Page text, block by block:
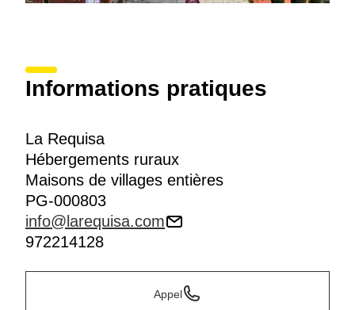
Informations pratiques
La Requisa
Hébergements ruraux
Maisons de villages entières
PG-000803
info@larequisa.com
972214128
Appel